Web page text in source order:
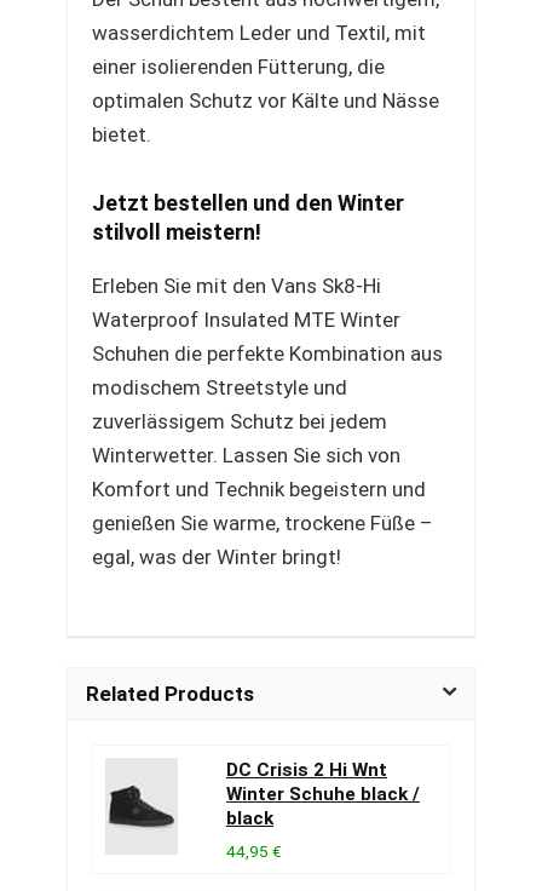
wasserdichtem Leder und Textil, mit
einer isolierenden Fütterung, die
optimalen Schutz vor Kälte und Nässe
bietet.
Jetzt bestellen und den Winter
stilvoll meistern!
Erleben Sie mit den Vans Sk8-Hi
Waterproof Insulated MTE Winter
Schuhen die perfekte Kombination aus
modischem Streetstyle und
zuverlässigem Schutz bei jedem
Winterwetter. Lassen Sie sich von
Komfort und Technik begeistern und
genießen Sie warme, trockene Füße –
egal, was der Winter bringt!
Related Products
DC Crisis 2 Hi Wnt
Winter Schuhe black /
black
44,95 €